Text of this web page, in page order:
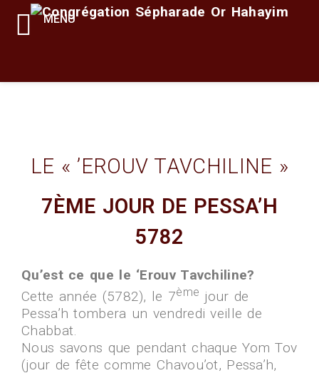
LE « ’EROUV TAVCHILINE »
7ÈME JOUR DE PESSA’H
5782
Qu’est ce que le ‘Erouv Tavchiline?
Cette année (5782), le 7ème jour de
Pessa’h tombera un vendredi veille de
Chabbat.
Nous savons que pendant chaque Yom Tov
(jour de fête comme Chavou’ot, Pessa’h,
MENU